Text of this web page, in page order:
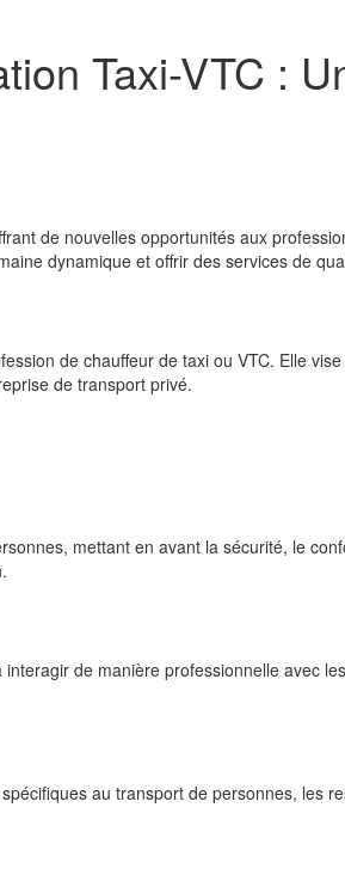
Taxi-VTC :
de nouvelles opportunités aux
dynamique et offrir des services de
de chauffeur de taxi ou VTC. Elle
de transport privé.
mettant en avant la sécurité, le
de manière professionnelle avec
au transport de personnes, les